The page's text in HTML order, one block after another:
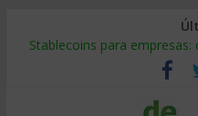
Stablecoins para
Despido silencioso: qué es
IA en selección de
Trabajo forzoso en la